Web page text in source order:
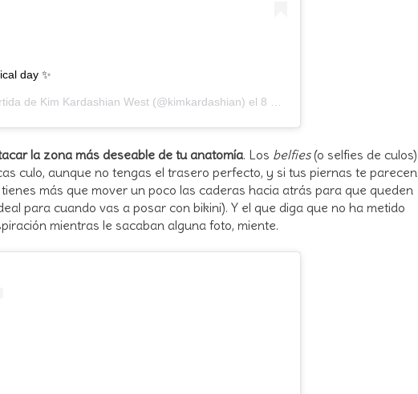
day ✨
de Kim Kardashian West (@kimkardashian) el 8 Mar, 2019 a las 6:31 PST
la zona más deseable de tu anatomía. Los belfies(o selfies de culos)
culo, aunque no tengas el trasero perfecto, y si tus piernas te parecen
más que mover un poco las caderas hacia atrás para que queden
para cuando vas a posar con bikini). Y el que diga que no ha metido
mientras le sacaban alguna foto, miente.